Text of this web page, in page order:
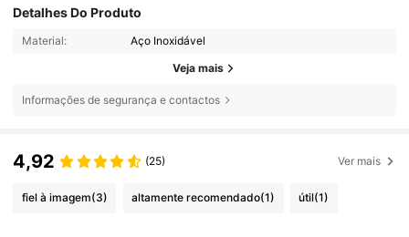
Detalhes Do Produto
Material: Aço Inoxidável
Veja mais
Informações de segurança e contactos
4,92 (25) Ver mais
fiel à imagem(3) altamente recomendado(1) útil(1)